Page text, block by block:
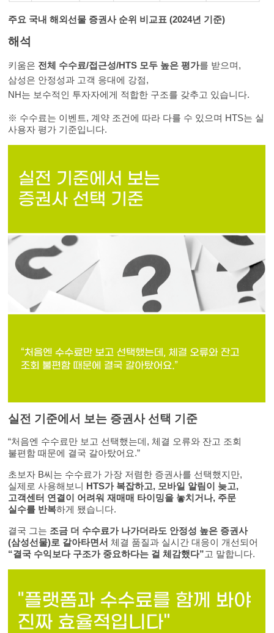
주요 국내 해외선물 증권사 순위 비교표 (2024년 기준)
해석
키움은 전체 수수료/접근성/HTS 모두 높은 평가를 받으며,
삼성은 안정성과 고객 응대에 강점,
NH는 보수적인 투자자에게 적합한 구조를 갖추고 있습니다.
※ 수수료는 이벤트, 계약 조건에 따라 다를 수 있으며 HTS는 실
사용자 평가 기준입니다.
실전 기준에서 보는 증권사 선택 기준
“처음엔 수수료만 보고 선택했는데, 체결 오류와 잔고 조회
불편함 때문에 결국 갈아탔어요.”
초보자 B씨는 수수료가 가장 저렴한 증권사를 선택했지만,
실제로 사용해보니
HTS가 복잡하고, 모바일 알림이 늦고,
고객센터 연결이 어려워 재매매 타이밍을 놓치거나, 주문
실수를 반복하게 됐습니다.
결국 그는 조금 더 수수료가 나가더라도 안정성 높은 증권사
(삼성선물)로 갈아타면서 체결 품질과 실시간 대응이 개선되어
“결국 수익보다 구조가 중요하다는 걸 체감했다”고 말합니다.